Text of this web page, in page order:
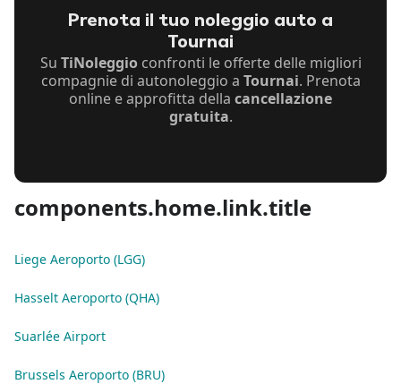
Prenota il tuo noleggio auto a
Tournai
Su TiNoleggioconfronti le offerte delle migliori
compagnie di autonoleggio a Tournai. Prenota
online e approfitta della cancellazione
gratuita.
components.home.link.title
Liege Aeroporto (LGG)
Hasselt Aeroporto (QHA)
Suarlée Airport
Brussels Aeroporto (BRU)